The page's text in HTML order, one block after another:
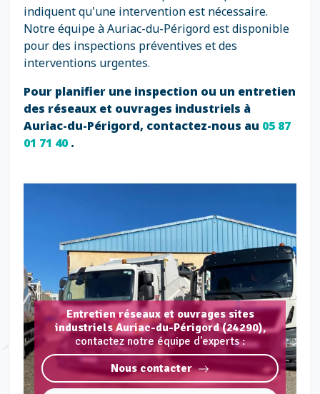
indiquent qu'une intervention est nécessaire.
Notre équipe à Auriac-du-Périgord est disponible
pour des inspections préventives et des
interventions urgentes.
Pour planifier une inspection ou un entretien
des réseaux et ouvrages industriels à
Auriac-du-Périgord, contactez-nous au 05 87
01 71 40.
Entretien réseaux et ouvrages sites
industriels Auriac-du-Périgord (24290),
contactez notre équipe d'experts :
Nous contacter